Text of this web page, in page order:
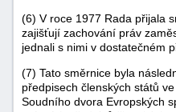
(6) V roce 1977 Rada přijala
zajišťují zachování práv
jednali s nimi v dostatečném
(7) Tato směrnice byla
předpisech členských států
Soudního dvora Evropských